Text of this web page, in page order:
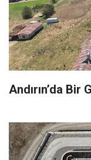
Andırın’da